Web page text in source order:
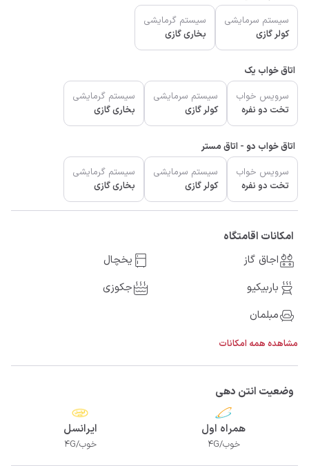
سیستم سرمایشی
کولر گازی
سیستم گرمایشی
بخاری گازی
اتاق خواب یک
سرویس خواب
تخت دو نفره
سیستم سرمایشی
کولر گازی
سیستم گرمایشی
بخاری گازی
اتاق خواب دو - اتاق مستر
سرویس خواب
تخت دو نفره
سیستم سرمایشی
کولر گازی
سیستم گرمایشی
بخاری گازی
امکانات اقامتگاه
اجاق گاز
یخچال
باربیکیو
جکوزی
مبلمان
مشاهده همه امکانات
وضعیت انتن دهی
همراه اول
خوب/4G
ایرانسل
خوب/4G